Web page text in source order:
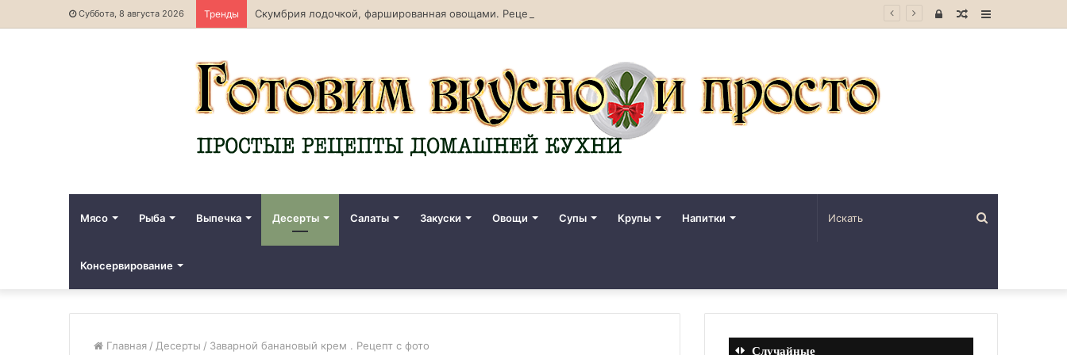
Суббота, 8 августа 2026 Тренды Скумбрия лодочкой, фаршированная овощами. Рецепт с фото Sidebar
Случайная
Войти
Мясо Рыба Выпечка Десерты Салаты Закуски Овощи Супы Крупы Напитки
Консервирование
Главная / Десерты / Заварной банановый крем . Рецепт с фото Случайные